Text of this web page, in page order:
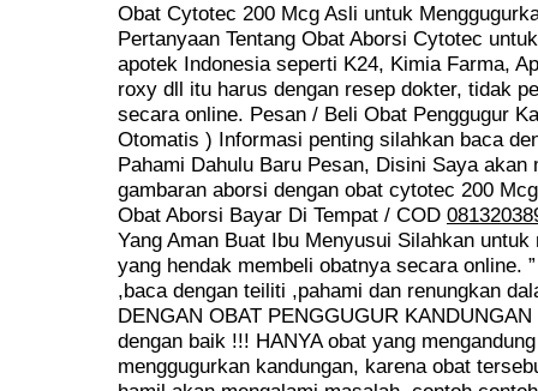
Obat Cytotec 200 Mcg Asli untuk
Pertanyaan Tentang Obat Aborsi Cytotec
apotek Indonesia seperti K24, Kimia Farma,
roxy dll itu harus dengan resep dokter, tidak
secara online. Pesan / Beli Obat Penggugur
Otomatis ) Informasi penting silahkan baca
Pahami Dahulu Baru Pesan, Disini Saya akan
gambaran aborsi dengan obat cytotec 200
Obat Aborsi Bayar Di Tempat / COD
Yang Aman Buat Ibu Menyusui Silahkan
yang hendak membeli obatnya secara online.
,baca dengan teiliti ,pahami dan renungkan
DENGAN OBAT PENGGUGUR
dengan baik !!! HANYA obat yang
menggugurkan kandungan, karena obat